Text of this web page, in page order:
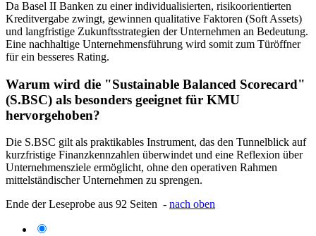
Da Basel II Banken zu einer individualisierten, risikoorientierten
Kreditvergabe zwingt, gewinnen qualitative Faktoren (Soft Assets)
und langfristige Zukunftsstrategien der Unternehmen an Bedeutung.
Eine nachhaltige Unternehmensführung wird somit zum Türöffner
für ein besseres Rating.
Warum wird die "Sustainable Balanced Scorecard"
(S.BSC) als besonders geeignet für KMU
hervorgehoben?
Die S.BSC gilt als praktikables Instrument, das den Tunnelblick auf
kurzfristige Finanzkennzahlen überwindet und eine Reflexion über
Unternehmensziele ermöglicht, ohne den operativen Rahmen
mittelständischer Unternehmen zu sprengen.
Ende der Leseprobe aus 92 Seiten - nach oben